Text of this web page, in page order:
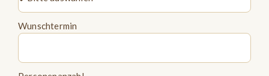
Wunschtermin